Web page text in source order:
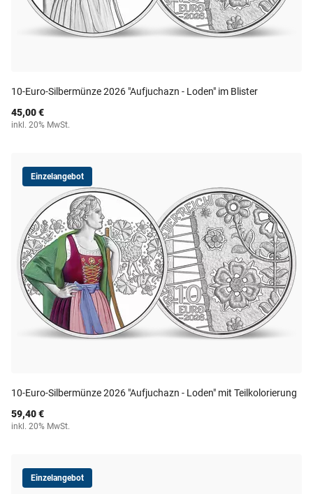
10-Euro-Silbermünze 2026 "Aufjuchazn - Loden" im Blister
45,00 €
inkl. 20% MwSt.
Einzelangebot
10-Euro-Silbermünze 2026 "Aufjuchazn - Loden" mit Teilkolorierung
59,40 €
inkl. 20% MwSt.
Einzelangebot